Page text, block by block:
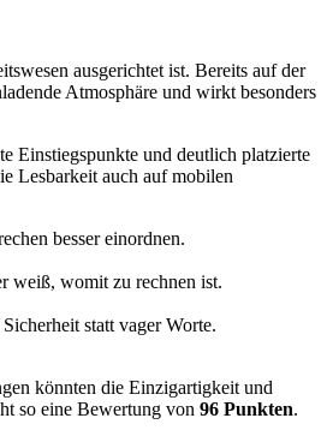
ausgerichtet ist. Bereits auf der
Atmosphäre und wirkt besonders
Einstiegspunkte und deutlich platzierte
Lesbarkeit auch auf mobilen
könnten die Einzigartigkeit und
so eine Bewertung von 96 Punkten.